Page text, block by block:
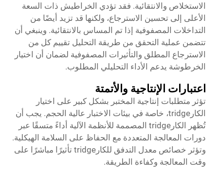
الاستخلاص والانتقائية. فقد تؤدي الخراطيش ذات السعة
الأعلى إلى تحسين الاسترجاع، ولكنها قد تزيد أيضًا من
التداخلات المصفوفية إذا تم المساس بالانتقائية. وينبغي أن
تتضمن عملية التحقق من طريقة التحليل تقييم كل من
الاسترجاع المطلق والتأثيرات المصفوفية لضمان أن اختيار
الخرطوشة يدعم الأداء التحليلي المطلوب.
اعتبارات الإنتاجية والأتمتة
تؤثر متطلبات إنتاجية المختبر بشكل كبير على اختيار
الكارtridge، خاصة في بيئات الاختبار عالية الحجم. يجب أن
تُظهر الكارtridge المصممة للأنظمة الآلية أداءً متسقًا عبر
دورات المعالجة المتعددة مع الحفاظ على السلامة الهيكلية.
وتؤثر خصائص معدل التدفق للكارtridge تأثيرًا مباشرًا على
وقت المعالجة وكفاءة الطريقة.